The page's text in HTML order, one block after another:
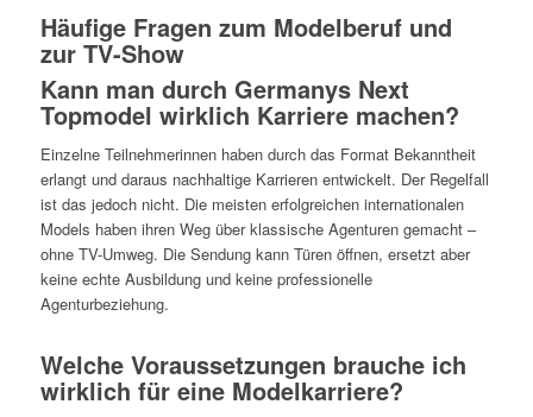
Häufige Fragen zum Modelberuf und
zur TV-Show
Kann man durch Germanys Next
Topmodel wirklich Karriere machen?
Einzelne Teilnehmerinnen haben durch das Format Bekanntheit
erlangt und daraus nachhaltige Karrieren entwickelt. Der Regelfall
ist das jedoch nicht. Die meisten erfolgreichen internationalen
Models haben ihren Weg über klassische Agenturen gemacht –
ohne TV-Umweg. Die Sendung kann Türen öffnen, ersetzt aber
keine echte Ausbildung und keine professionelle
Agenturbeziehung.
Welche Voraussetzungen brauche ich
wirklich für eine Modelkarriere?